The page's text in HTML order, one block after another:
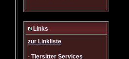
Links
zur Linkliste
- Tiersitter Services